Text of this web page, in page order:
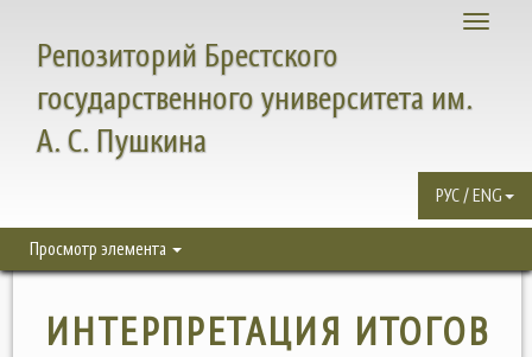
Toggle
Репозиторий Брестского
государственного университета им.
А. С. Пушкина
РУС / ENG
Просмотр элемента
ИНТЕРПРЕТАЦИЯ ИТОГОВ